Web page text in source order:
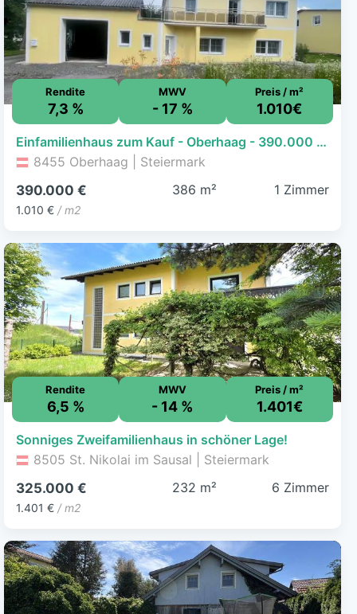
Rendite
7,3 %
MWV
- 17 %
Preis / m²
1.010€
Einfamilienhaus zum Kauf - Oberhaag - 390.000 € - 1 Zimmer, 386 m², 1.190 m² Grundstück, frei ab sofort
8455 Oberhaag | Steiermark
390.000 €
1.010 € / m2
386 m² 1 Zimmer
Rendite
6,5 %
MWV
- 14 %
Preis / m²
1.401€
Sonniges Zweifamilienhaus in schöner Lage!
8505 St. Nikolai im Sausal | Steiermark
325.000 €
1.401 € / m2
232 m² 6 Zimmer